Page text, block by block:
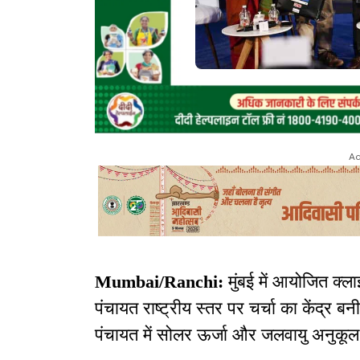
Mumbai/Ranchi: मुंबई में आयोजित
पंचायत राष्ट्रीय स्तर पर चर्चा का केंद्र
पंचायत में सोलर ऊर्जा और जलवायु अनुकूल